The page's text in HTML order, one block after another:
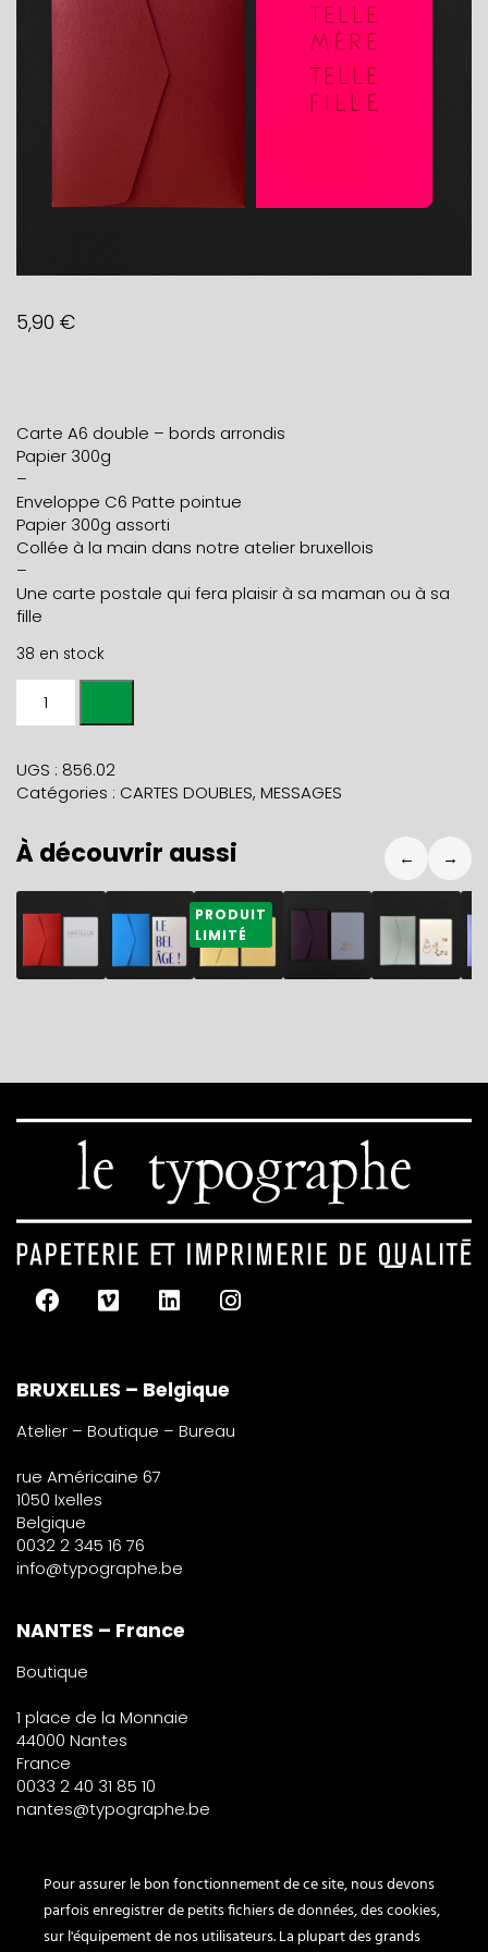
5,90 €
Carte A6 double – bords arrondis
Papier 300g
–
Enveloppe C6 Patte pointue
Papier 300g assorti
Collée à la main dans notre atelier bruxellois
–
Une carte postale qui fera plaisir à sa maman ou à sa
fille
38 en stock
MERE
TELLE
+
grenat
UGS : 856.02
Catégories : CARTES DOUBLES, MESSAGES
À découvrir aussi
5,90€ 5,90€ 5,90€
PRODUIT
LIMITÉ
5,90€ 5,90
← →
BRUXELLES – Belgique
Atelier – Boutique – Bureau
rue Américaine 67
1050 Ixelles
Belgique
0032 2 345 16 76
info@typographe.be
NANTES – France
Boutique
1 place de la Monnaie
44000 Nantes
France
0033 2 40 31 85 10
nantes@typographe.be
PARIS – France
Corner
Pour assurer le bon fonctionnement de ce site, nous devons
parfois enregistrer de petits fichiers de données, des cookies,
sur l'équipement de nos utilisateurs. La plupart des grands